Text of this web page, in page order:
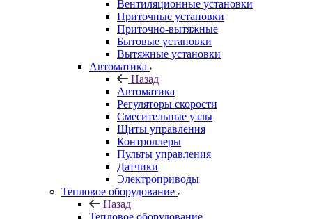
Вентиляционные установки
Приточные установки
Приточно-вытяжные
Бытовые установки
Вытяжные установки
Автоматика
Назад
Автоматика
Регуляторы скорости
Смесительные узлы
Щиты управления
Контроллеры
Пульты управления
Датчики
Электроприводы
Тепловое оборудование
Назад
Тепловое оборудование